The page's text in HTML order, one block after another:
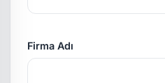
Firma Adı